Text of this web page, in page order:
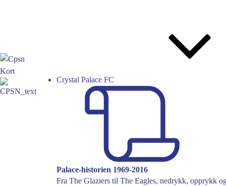
Crystal Palace FC
Palace-historien 1969-2016
Fra The Glaziers til The Eagles, nedrykk, opprykk